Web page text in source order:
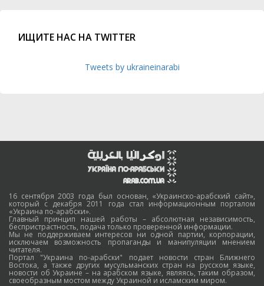
ИЩИТЕ НАС НА TWITTER
Tweets by ukraineinarabi
16 сентября 2003 года был основан, «Украинско-арабский сайт»,
который с декабря 2011 года стал информационным порталом
«Украина по-арабски».
Главный принцип нашей работы – абсолютная независимость,
беспристрастность, подача только проверенной информации.
Мы не поддерживаем интересов ни одной партии, корпорации,
исключаем возможность пропаганды и манипуляции мнением
читателя.
Портал "Украина по-арабски" подает новости стран Ближнего
Востока, а также других мусульманских стран на русском языке,
новости об Украине – на арабском языке, являясь, таким образом,
своеобразным мостом между Украиной и исламским миром.